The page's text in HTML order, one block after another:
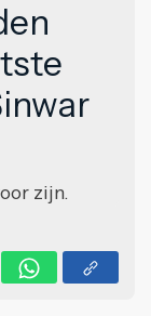
zijn.